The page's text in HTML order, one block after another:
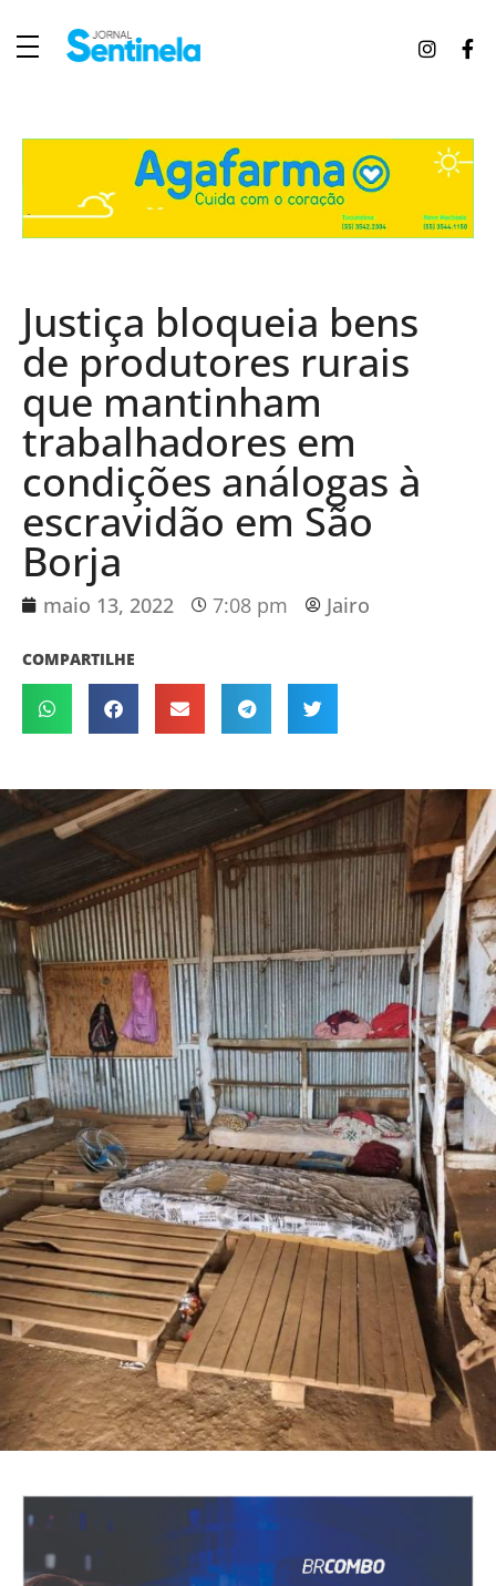
Justiça bloqueia bens
de produtores rurais
que mantinham
trabalhadores em
condições análogas à
escravidão em São
Borja
maio 13, 2022 7:08 pm Jairo
COMPARTILHE